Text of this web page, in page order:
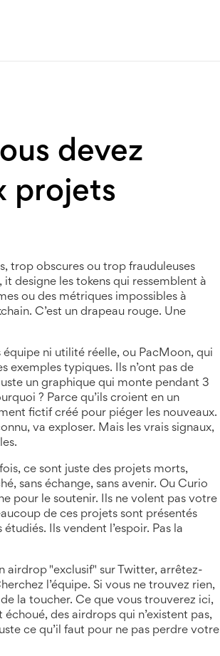
devez
projets
trop obscures ou trop frauduleuses
, it designe les tokens qui ressemblent à
ou des métriques impossibles à
C’est un drapeau rouge. Une
équipe ni utilité réelle, ou PacMoon, qui
exemples typiques. Ils n’ont pas de
un graphique qui monte pendant 3
? Parce qu’ils croient en un
fictif créé pour piéger les nouveaux.
, va exploser. Mais les vrais signaux,
ce sont juste des projets morts,
sans échange, sans avenir. Ou Curio
pour le soutenir. Ils ne volent pas votre
de ces projets sont présentés
Ils vendent l’espoir. Pas la
airdrop "exclusif" sur Twitter, arrêtez-
l’équipe. Si vous ne trouvez rien,
de la toucher. Ce que vous trouverez ici,
des airdrops qui n’existent pas,
ce qu’il faut pour ne pas perdre votre